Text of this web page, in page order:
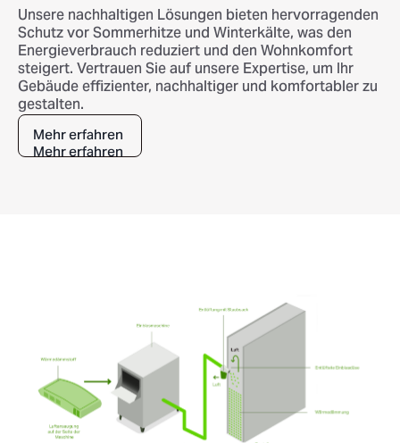
Unsere nachhaltigen Lösungen bieten hervorragenden
Schutz vor Sommerhitze und Winterkälte, was den
Energieverbrauch reduziert und den Wohnkomfort
steigert. Vertrauen Sie auf unsere Expertise, um Ihr
Gebäude effizienter, nachhaltiger und komfortabler zu
gestalten.
Mehr erfahren
Mehr erfahren